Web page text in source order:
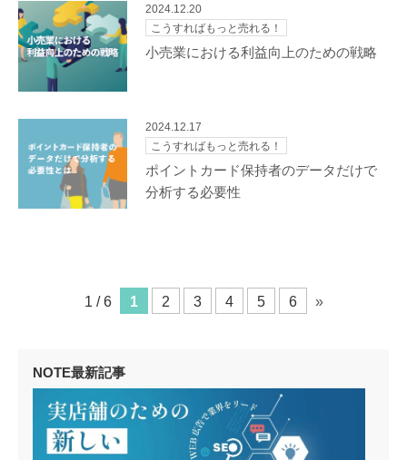
2024.12.20
こうすればもっと売れる！
小売業における利益向上のための戦略
2024.12.17
こうすればもっと売れる！
ポイントカード保持者のデータだけで
分析する必要性
1 / 6 1 2 3 4 5 6 »
NOTE最新記事